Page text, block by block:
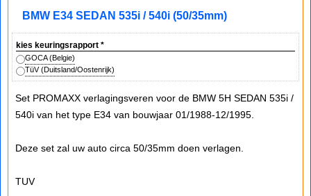
BMW E34 SEDAN 535i / 540i (50/35mm)
kies keuringsrapport *
GOCA (Belgie)
TüV (Duitsland/Oostenrijk)
Set PROMAXX verlagingsveren voor de BMW 5H SEDAN 535i /
540i van het type E34 van bouwjaar 01/1988-12/1995.
Deze set zal uw auto circa 50/35mm doen verlagen.
TUV